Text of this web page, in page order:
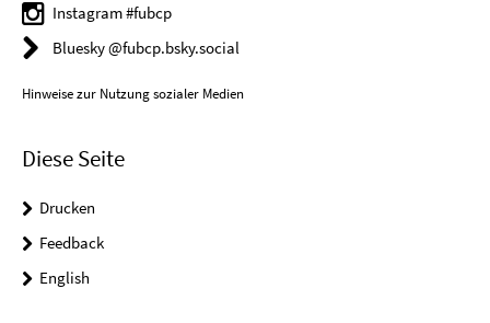
Instagram #fubcp
Bluesky @fubcp.bsky.social
Hinweise zur Nutzung sozialer Medien
Diese Seite
Drucken
Feedback
English